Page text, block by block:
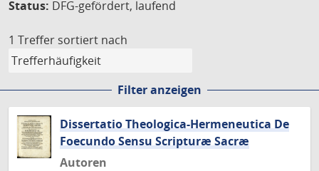
Status: DFG-gefördert, laufend
1 Treffer sortiert nach
Filter anzeigen
Dissertatio Theologica-Hermeneutica De
Foecundo Sensu Scripturæ Sacræ
Autoren